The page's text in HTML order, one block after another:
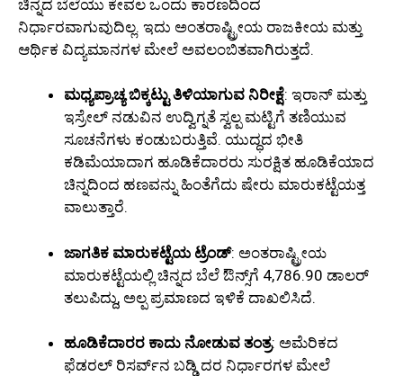
ಚಿನ್ನದ ಬೆಲೆಯು ಕೇವಲ ಒಂದು ಕಾರಣದಿಂದ
ನಿರ್ಧಾರವಾಗುವುದಿಲ್ಲ. ಇದು ಅಂತರಾಷ್ಟ್ರೀಯ ರಾಜಕೀಯ ಮತ್ತು
ಆರ್ಥಿಕ ವಿದ್ಯಮಾನಗಳ ಮೇಲೆ ಅವಲಂಬಿತವಾಗಿರುತ್ತದೆ.
ಮಧ್ಯಪ್ರಾಚ್ಯ ಬಿಕ್ಕಟ್ಟು ತಿಳಿಯಾಗುವ ನಿರೀಕ್ಷೆ: ಇರಾನ್ ಮತ್ತು
ಇಸ್ರೇಲ್ ನಡುವಿನ ಉದ್ವಿಗ್ನತೆ ಸ್ವಲ್ಪ ಮಟ್ಟಿಗೆ ತಣಿಯುವ
ಸೂಚನೆಗಳು ಕಂಡುಬರುತ್ತಿವೆ. ಯುದ್ಧದ ಭೀತಿ
ಕಡಿಮೆಯಾದಾಗ ಹೂಡಿಕೆದಾರರು ಸುರಕ್ಷಿತ ಹೂಡಿಕೆಯಾದ
ಚಿನ್ನದಿಂದ ಹಣವನ್ನು ಹಿಂತೆಗೆದು ಷೇರು ಮಾರುಕಟ್ಟೆಯತ್ತ
ವಾಲುತ್ತಾರೆ.
ಜಾಗತಿಕ ಮಾರುಕಟ್ಟೆಯ ಟ್ರೆಂಡ್: ಅಂತರಾಷ್ಟ್ರೀಯ
ಮಾರುಕಟ್ಟೆಯಲ್ಲಿ ಚಿನ್ನದ ಬೆಲೆ ಔನ್ಸ್‌ಗೆ 4,786.90 ಡಾಲರ್
ತಲುಪಿದ್ದು, ಅಲ್ಪ ಪ್ರಮಾಣದ ಇಳಿಕೆ ದಾಖಲಿಸಿದೆ.
ಹೂಡಿಕೆದಾರರ ಕಾದು ನೋಡುವ ತಂತ್ರ: ಅಮೆರಿಕದ
ಫೆಡರಲ್ ರಿಸರ್ವ್‌ನ ಬಡ್ಡಿ ದರ ನಿರ್ಧಾರಗಳ ಮೇಲೆ